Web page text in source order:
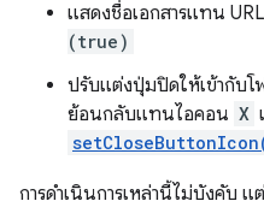
แสดงชื่อเอกสารแทน
(true)
ปรับแต่งปุ่มปิดให้เข้ากับ
ย้อนกลับแทนไอคอน X
การดำเนินการเหล่านี้ไม่บังคับ